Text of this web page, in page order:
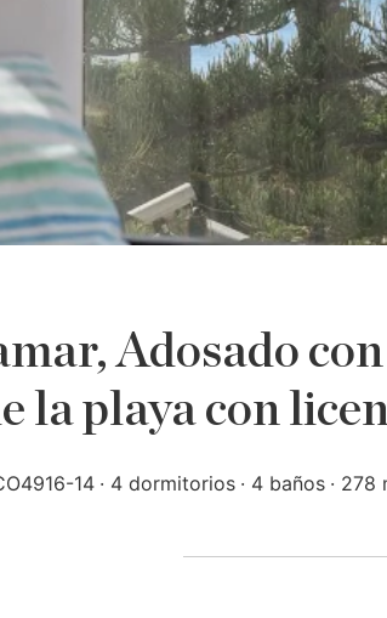
Adosado
la playa con
14 4 dormitorios 4 baños 278